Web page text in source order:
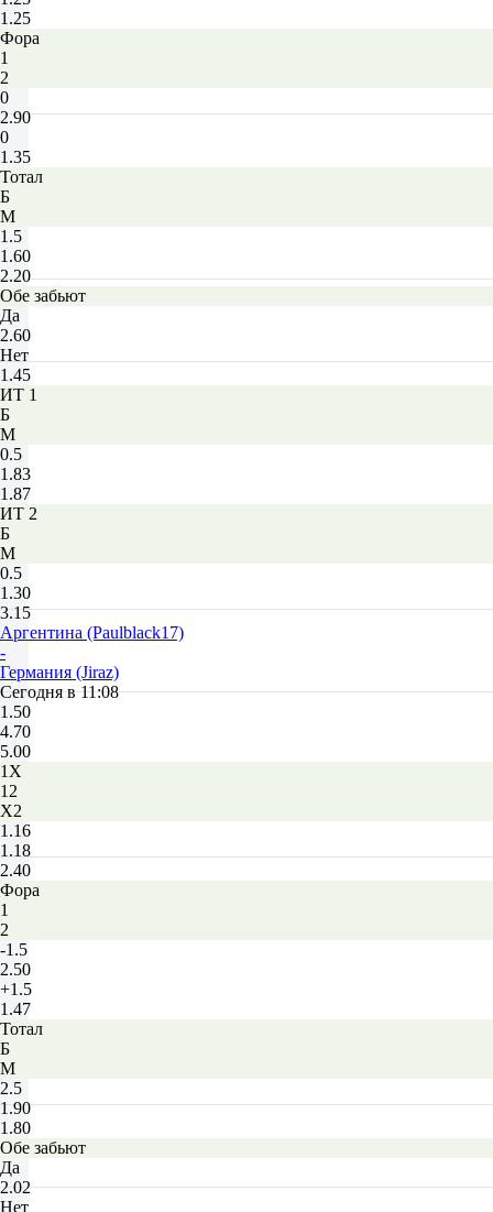
1.25
Фора
1
2
0
2.90
0
1.35
Тотал
Б
М
1.5
1.60
2.20
Обе забьют
Да
2.60
Нет
1.45
ИТ 1
Б
М
0.5
1.83
1.87
ИТ 2
Б
М
0.5
1.30
3.15
Аргентина (Paulblack17)
-
Германия (Jiraz)
Сегодня в 11:08
1.50
4.70
5.00
1X
12
X2
1.16
1.18
2.40
Фора
1
2
-1.5
2.50
+1.5
1.47
Тотал
Б
М
2.5
1.90
1.80
Обе забьют
Да
2.02
Нет